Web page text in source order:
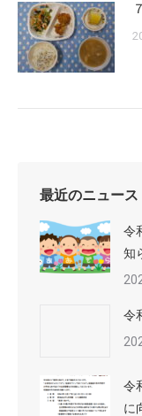
最近のニュース
令
知
令
令
に